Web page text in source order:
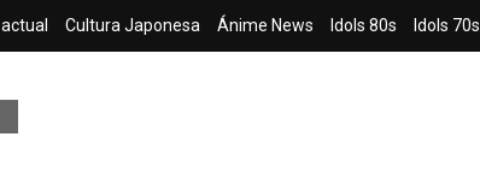
Cultura Japonesa Ánime News Idols 80s Idols 70s